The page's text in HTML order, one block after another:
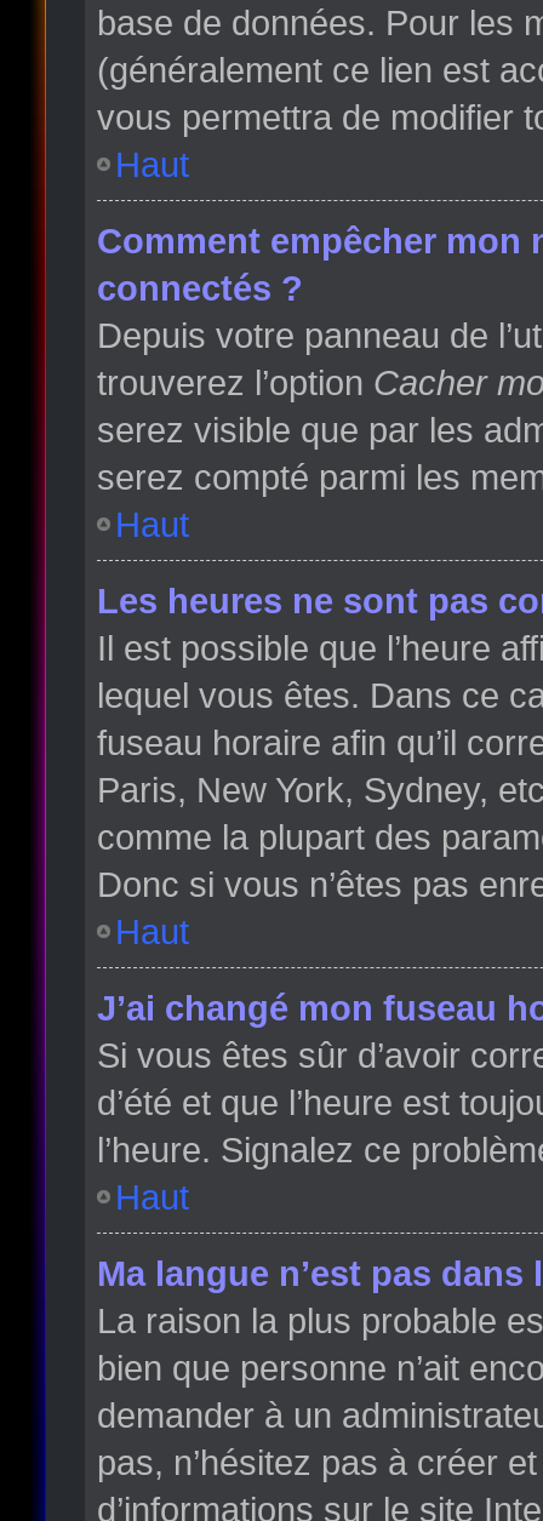
base de données. Pour les
(généralement ce lien est
vous permettra de modifier
Haut
Comment empêcher mon
connectés ?
Depuis votre panneau de
trouverez l’option Cacher
serez visible que par les
serez compté parmi les
Haut
Les heures ne sont pas
Il est possible que l’heure
lequel vous êtes. Dans ce
fuseau horaire afin qu’il
Paris, New York, Sydney,
comme la plupart des
Donc si vous n’êtes pas
Haut
J’ai changé mon fuseau
Si vous êtes sûr d’avoir
d’été et que l’heure est
l’heure. Signalez ce
Haut
Ma langue n’est pas dans
La raison la plus probable
bien que personne n’ait
demander à un
pas, n’hésitez pas à créer
d’informations sur le site